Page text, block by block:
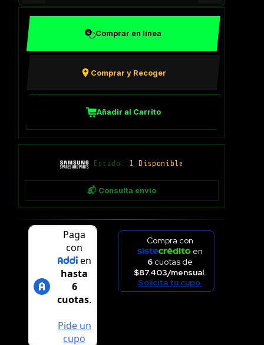
Comprar en línea
Comprar y Recoger
Añadir al Carrito
Estado: 1 Disponible
📬 Consulta envío
Compra con
en
6cuotas de
$87.403/mensual.
Solicita tu cupo.